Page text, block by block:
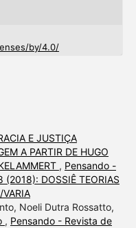
by/4.0/
E JUSTIÇA
A PARTIR DE HUGO
, Pensando -
DOSSIÊ TEORIAS
Noeli Dutra Rossatto,
, Pensando - Revista de